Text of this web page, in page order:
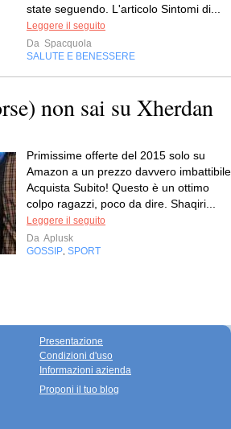
state seguendo. L'articolo Sintomi di...
Leggere il seguito
Da Spacquola
SALUTE E BENESSERE
non sai su Xherdan
Primissime offerte del 2015 solo su
Amazon a un prezzo davvero
Acquista Subito! Questo è un ottimo
colpo ragazzi, poco da dire. Shaqiri...
Leggere il seguito
Da Aplusk
GOSSIP SPORT
Presentazione
Condizioni d'uso
Informazioni azienda
Proponi il tuo blog